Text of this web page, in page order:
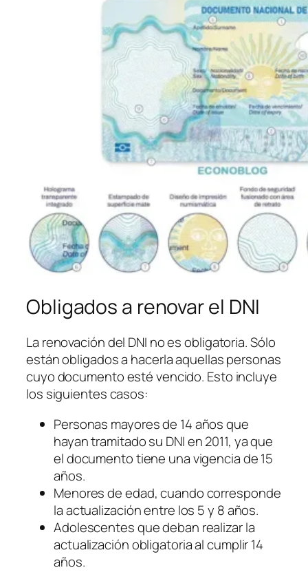
Obligados a renovar el DNI
La renovación del DNI no es obligatoria. Sólo
están obligados a hacerla aquellas personas
cuyo documento esté vencido. Esto incluye
los siguientes casos:
Personas mayores de 14 años que
hayan tramitado su DNI en 2011, ya que
el documento tiene una vigencia de 15
años.
Menores de edad, cuando corresponde
la actualización entre los 5 y 8 años.
Adolescentes que deban realizar la
actualización obligatoria al cumplir 14
años.